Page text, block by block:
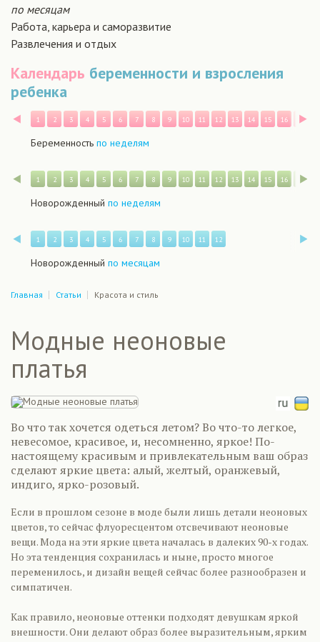
по месяцам
Работа, карьера и саморазвитие
Развлечения и отдых
Календарь беременности и взросления
ребенка
Назад
1 2 3 4 5 6 7 8 9 10 11 12 13 14 15 16 17
Беременность по неделям
Назад
1 2 3 4 5 6 7 8 9 10 11 12 13 14 15 16 17
Новорожденный по неделям
Назад
1 2 3 4 5 6 7 8 9 10 11 12
Новорожденный по месяцам
Главная Статьи Красота и стиль
Модные неоновые
платья
Во что так хочется одеться летом? Во что-то легкое,
невесомое, красивое, и, несомненно, яркое! По-
настоящему красивым и привлекательным ваш образ
сделают яркие цвета: алый, желтый, оранжевый,
индиго, ярко-розовый.
Если в прошлом сезоне в моде были лишь детали неоновых
цветов, то сейчас флуоресцентом отсвечивают неоновые
вещи. Мода на эти яркие цвета началась в далеких 90-х годах.
Но эта тенденция сохранилась и ныне, просто многое
переменилось, и дизайн вещей сейчас более разнообразен и
симпатичен.
Как правило, неоновые оттенки подходят девушкам яркой
внешности. Они делают образ более выразительным, ярким